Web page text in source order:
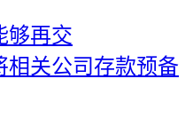
够再交
相关公司存款预备